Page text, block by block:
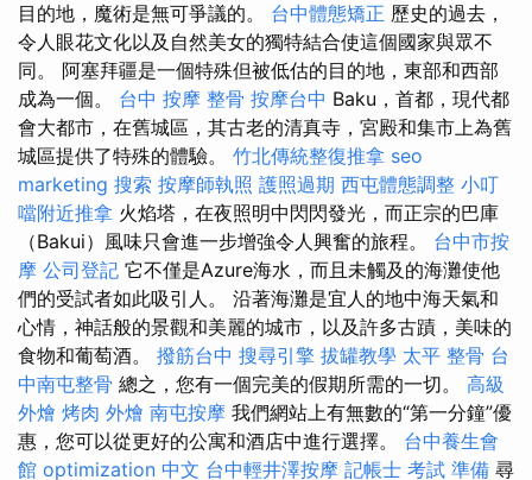
目的地，魔術是無可爭議的。 台中體態矯正 歷史的過去，
令人眼花文化以及自然美女的獨特結合使這個國家與眾不
同。 阿塞拜疆是一個特殊但被低估的目的地，東部和西部
成為一個。 台中 按摩 整骨 按摩台中 Baku，首都，現代都
會大都市，在舊城區，其古老的清真寺，宮殿和集市上為舊
城區提供了特殊的體驗。 竹北傳統整復推拿 seo
marketing 搜索 按摩師執照 護照過期 西屯體態調整 小叮
噹附近推拿 火焰塔，在夜照明中閃閃發光，而正宗的巴庫
（Bakui）風味只會進一步增強令人興奮的旅程。 台中市按
摩 公司登記 它不僅是Azure海水，而且未觸及的海灘使他
們的受試者如此吸引人。 沿著海灘是宜人的地中海天氣和
心情，神話般的景觀和美麗的城市，以及許多古蹟，美味的
食物和葡萄酒。 撥筋台中 搜尋引擎 拔罐教學 太平 整骨 台
中南屯整骨 總之，您有一個完美的假期所需的一切。 高級
外燴 烤肉 外燴 南屯按摩 我們網站上有無數的“第一分鐘”優
惠，您可以從更好的公寓和酒店中進行選擇。 台中養生會
館 optimization 中文 台中輕井澤按摩 記帳士 考試 準備 尋